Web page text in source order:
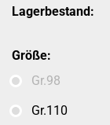
Lagerbestand:
Größe:
Gr.98
Gr.110